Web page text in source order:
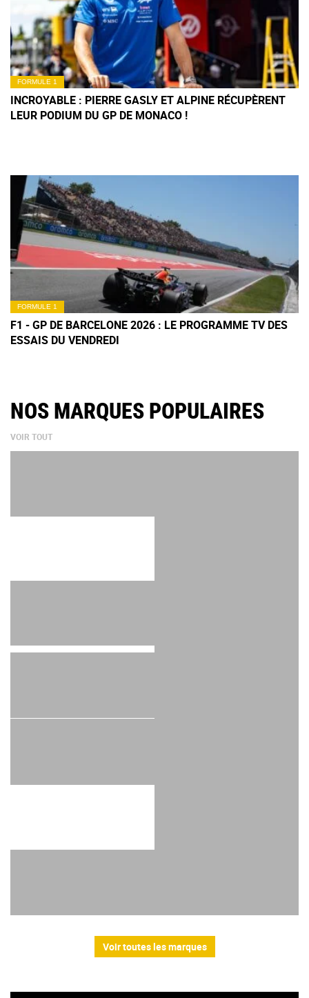
FORMULE 1
INCROYABLE : PIERRE GASLY ET ALPINE RÉCUPÈRENT
LEUR PODIUM DU GP DE MONACO !
FORMULE 1
F1 - GP DE BARCELONE 2026 : LE PROGRAMME TV DES
ESSAIS DU VENDREDI
NOS MARQUES POPULAIRES
VOIR TOUT
Voir toutes les marques